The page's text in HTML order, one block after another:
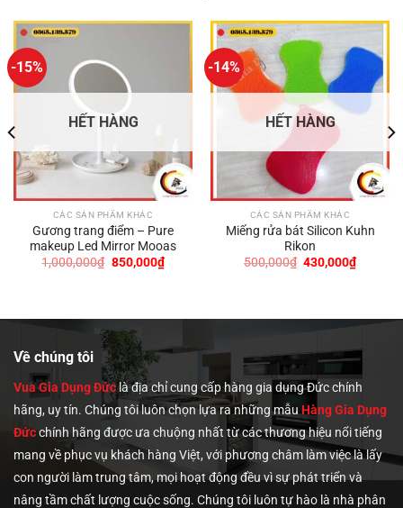
-15%
HẾT HÀNG
CÁC SẢN PHẨM KHÁC
Gương trang điểm – Pure
makeup Led Mirror Mooas
1,000,000₫ Giá
850,000₫Giá
hiện
-14%
HẾT HÀNG
CÁC SẢN PHẨM KHÁC
Miếng rửa bát Silicon Kuhn
Rikon
500,000₫ Giá
430,000₫Giá
hiện
Về chúng tôi
Vua Gia Dụng Đứclà địa chỉ cung cấp hàng gia dụng Đức chính
hãng, uy tín. Chúng tôiluôn chọn lựa ra những mẫu Hàng Gia Dụng
Đứcchính hãng được ưa chuộng nhất từ các thương hiệu nổi tiếng
mang về phục vụ khách hàng Việt, với phương châm làm việc là lấy
con người làm trung tâm, mọi hoạt động đều vì sự phát triển và
nâng tầm chất lượng cuộc sống. Chúng tôi luôn tự hào là nhà phân